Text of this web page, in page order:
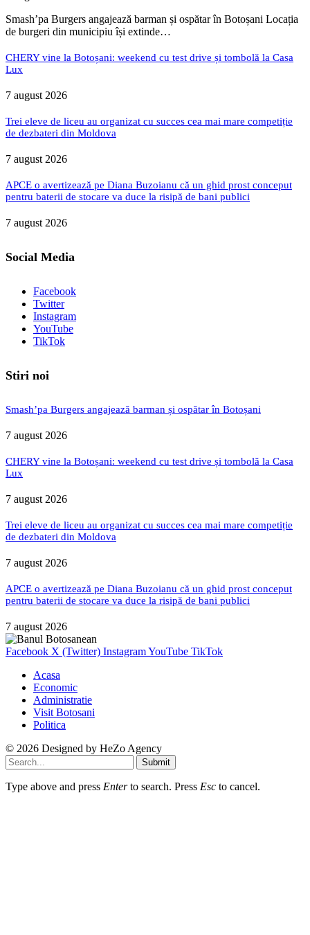
Smash’pa Burgers angajează barman și ospătar în Botoșani Locația
de burgeri din municipiu își extinde…
CHERY vine la Botoșani: weekend cu test drive și tombolă la Casa
Lux
7 august 2026
Trei eleve de liceu au organizat cu succes cea mai mare competiție
de dezbateri din Moldova
7 august 2026
APCE o avertizează pe Diana Buzoianu că un ghid prost conceput
pentru baterii de stocare va duce la risipă de bani publici
7 august 2026
Social Media
Facebook
Twitter
Instagram
YouTube
TikTok
Stiri noi
Smash’pa Burgers angajează barman și ospătar în Botoșani
7 august 2026
CHERY vine la Botoșani: weekend cu test drive și tombolă la Casa
Lux
7 august 2026
Trei eleve de liceu au organizat cu succes cea mai mare competiție
de dezbateri din Moldova
7 august 2026
APCE o avertizează pe Diana Buzoianu că un ghid prost conceput
pentru baterii de stocare va duce la risipă de bani publici
7 august 2026
Facebook X (Twitter) InstagramYouTube TikTok
Acasa
Economic
Administratie
Visit Botosani
Politica
© 2026 Designed by HeZo Agency
Submit
Type above and press Enterto search. Press Esc to cancel.